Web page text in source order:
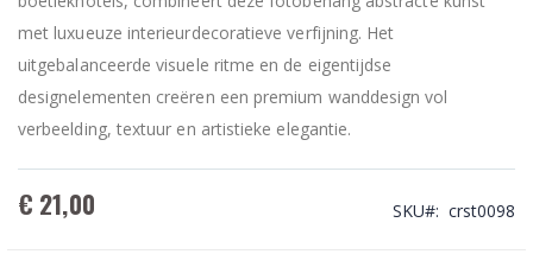
met luxueuze interieurdecoratieve verfijning. Het
uitgebalanceerde visuele ritme en de eigentijdse
designelementen creëren een premium wanddesign vol
verbeelding, textuur en artistieke elegantie.
€ 21,00 SKU crst0098